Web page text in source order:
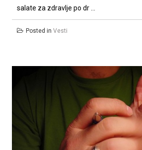
salate za zdravlje po dr ...
Posted in Vesti